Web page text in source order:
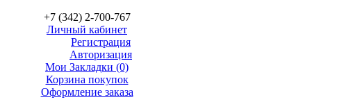
+7 (342) 2-700-767
Личный кабинет
Регистрация
Авторизация
Мои Закладки (0)
Корзина покупок
Оформление заказа